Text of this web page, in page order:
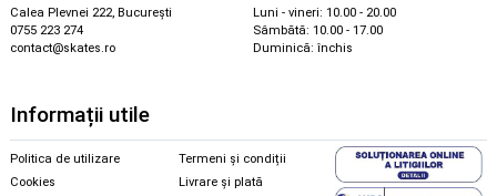
Calea Plevnei 222, București
0755 223 274
contact@skates.ro
Luni - vineri: 10.00 - 20.00
Sâmbătă: 10.00 - 17.00
Duminică: închis
Informații utile
Politica de utilizare
Cookies
Termeni și condiții
Livrare și plată